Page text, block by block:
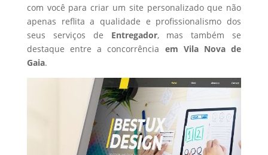
com você para criar um site personalizado que não
apenas reflita a qualidade e profissionalismo dos
seus serviços de Entregador, mas também se
destaque entre a concorrência em Vila Nova de
Gaia.